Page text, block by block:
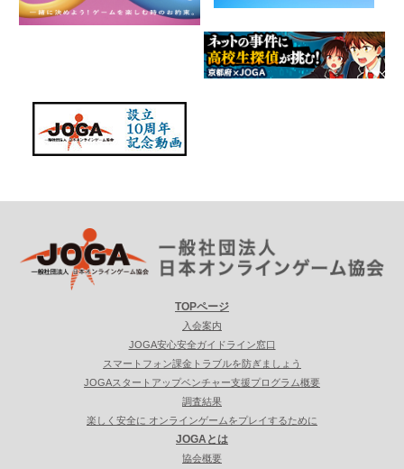
TOPページ
入会案内
JOGA安心安全ガイドライン窓口
スマートフォン課金トラブルを防ぎましょう
JOGAスタートアップベンチャー支援プログラム概要
調査結果
楽しく安全に オンラインゲームをプレイするために
JOGAとは
協会概要